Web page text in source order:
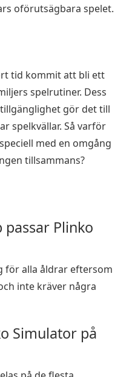
oförutsägbara spelet.
tid kommit att bli ett
spelrutiner. Dess
gör det till
spelkvällar. Så varför
med en omgång
tillsammans?
Plinko
för alla åldrar eftersom
inte kräver några
Simulator på